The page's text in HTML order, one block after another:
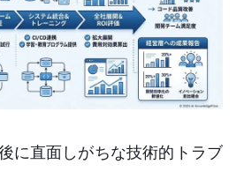
に直面しがちな技術的トラブ